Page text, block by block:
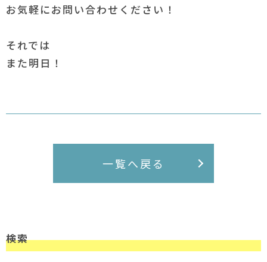
お気軽にお問い合わせください！
それでは
また明日！
一覧へ戻る
検索